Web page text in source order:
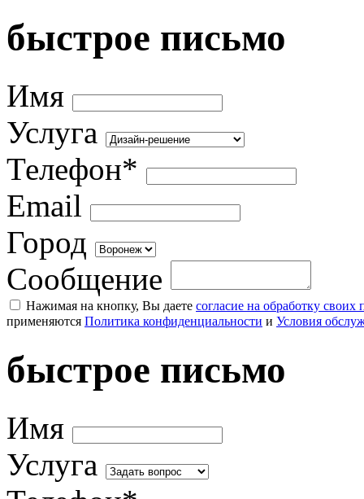
быстрое письмо
Имя
Услуга
Телефон*
Email
Город
Сообщение
Нажимая на кнопку, Вы даете согласие на обработку
применяются Политика конфиденциальности и Условия
быстрое письмо
Имя
Услуга